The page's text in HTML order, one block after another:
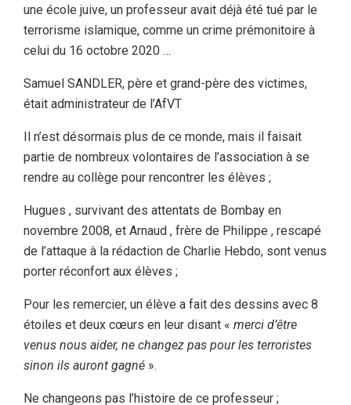
une école juive, un professeur avait déjà été tué par le
terrorisme islamique, comme un crime prémonitoire à
celui du 16 octobre 2020 …
Samuel SANDLER, père et grand-père des victimes,
était administrateur de l’AfVT
Il n’est désormais plus de ce monde, mais il faisait
partie de nombreux volontaires de l’association à se
rendre au collège pour rencontrer les élèves ;
Hugues , survivant des attentats de Bombay en
novembre 2008, et Arnaud , frère de Philippe , rescapé
de l’attaque à la rédaction de Charlie Hebdo, sont venus
porter réconfort aux élèves ;
Pour les remercier, un élève a fait des dessins avec 8
étoiles et deux cœurs en leur disant « merci d’être
venus nous aider, ne changez pas pour les terroristes
sinon ils auront gagné ».
Ne changeons pas l’histoire de ce professeur ;